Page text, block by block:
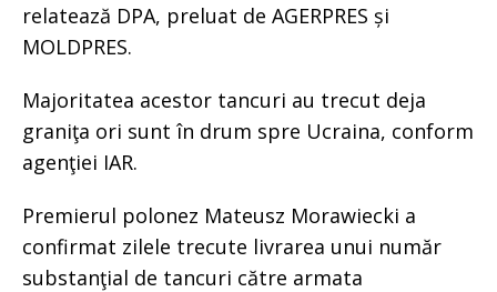
relatează DPA, preluat de AGERPRES și
MOLDPRES.
Majoritatea acestor tancuri au trecut deja
graniţa ori sunt în drum spre Ucraina, conform
agenţiei IAR.
Premierul polonez Mateusz Morawiecki a
confirmat zilele trecute livrarea unui număr
substanţial de tancuri către armata